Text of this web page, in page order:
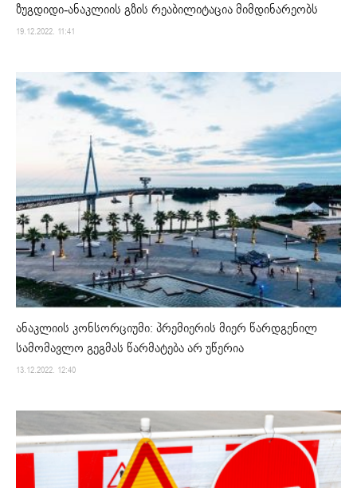
ზუგდიდი-ანაკლიის გზის რეაბილიტაცია მიმდინარეობს
19.12.2022. 11:41
ანაკლიის კონსორციუმი: პრემიერის მიერ წარდგენილ
სამომავლო გეგმას წარმატება არ უწერია
13.12.2022. 12:40